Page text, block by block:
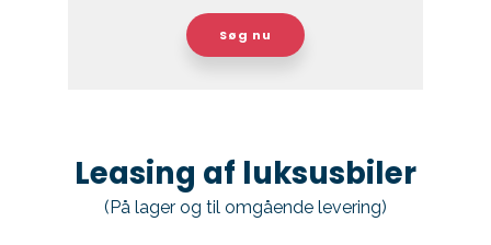
Søg nu
Leasing af luksusbiler
(På lager og til omgående levering)